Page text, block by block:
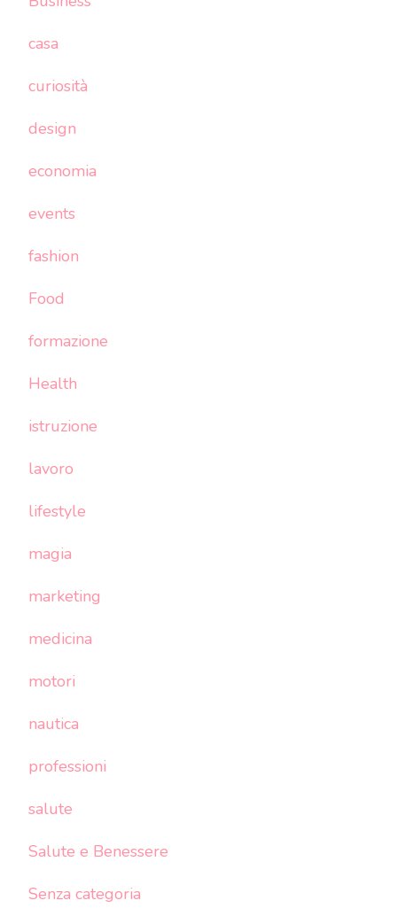
casa
curiosità
design
economia
events
fashion
Food
formazione
Health
istruzione
lavoro
lifestyle
magia
marketing
medicina
motori
nautica
professioni
salute
Salute e Benessere
Senza categoria